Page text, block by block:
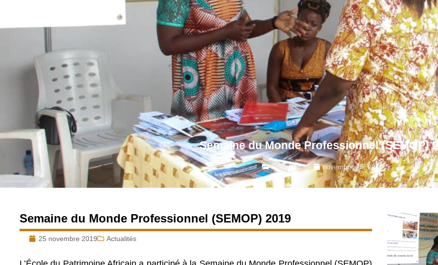
Semaine du Monde Professionnel (SEMOP)
Actualités novembre 25, 2019
Semaine du Monde Professionnel (SEMOP) 2019
25 novembre 2019 Actualités